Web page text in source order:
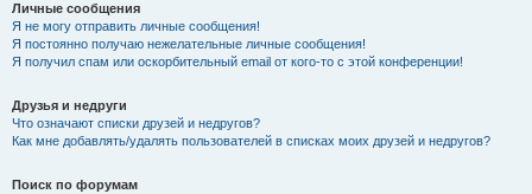
Личные сообщения
Я не могу отправить личные сообщения!
Я постоянно получаю нежелательные личные сообщения!
Я получил спам или оскорбительный email от кого-то с этой конференции!
Друзья и недруги
Что означают списки друзей и недругов?
Как мне добавлять/удалять пользователей в списках моих друзей и недругов?
Поиск по форумам